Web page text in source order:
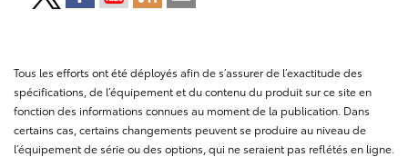
Tous les efforts ont été déployés afin de s’assurer de l’exactitude des
spécifications, de l’équipement et du contenu du produit sur ce site en
fonction des informations connues au moment de la publication. Dans
certains cas, certains changements peuvent se produire au niveau de
l’équipement de série ou des options, qui ne seraient pas reflétés en ligne.